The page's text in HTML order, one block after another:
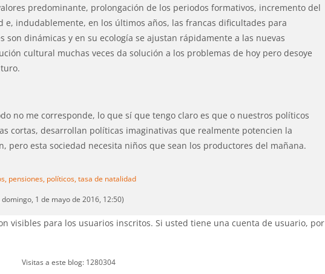
predominante, prolongación de los periodos formativos, incremento del
indudablemente, en los últimos años, las francas dificultades para
son dinámicas y en su ecología se ajustan rápidamente a las nuevas
cultural muchas veces da solución a los problemas de hoy pero desoye
no me corresponde, lo que sí que tengo claro es que o nuestros políticos
cortas, desarrollan políticas imaginativas que realmente potencien la
pero esta sociedad necesita niños que sean los productores del mañana.
pensiones, políticos, tasa de natalidad
1 de mayo de 2016, 12:50)
visibles para los usuarios inscritos. Si usted tiene una cuenta de usuario, por
Visitas a este blog: 1280304